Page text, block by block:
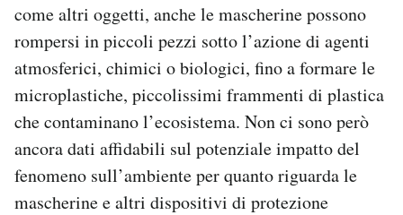
come altri oggetti, anche le mascherine possono
rompersi in piccoli pezzi sotto l’azione di agenti
atmosferici, chimici o biologici, fino a formare le
microplastiche, piccolissimi frammenti di plastica
che contaminano l’ecosistema. Non ci sono però
ancora dati affidabili sul potenziale impatto del
fenomeno sull’ambiente per quanto riguarda le
mascherine e altri dispositivi di protezione